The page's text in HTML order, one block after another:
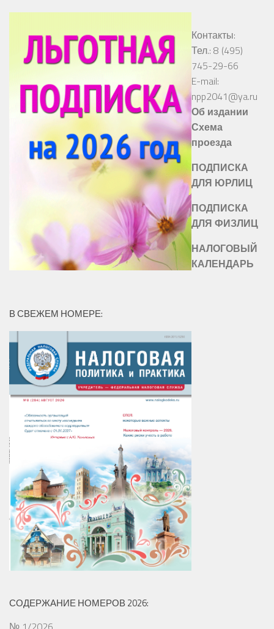
Контакты:
Тел.: 8 (495)
745-29-66
E-mail:
npp2041@ya.ru
Об издании
Схема
проезда
ПОДПИСКА
ДЛЯ ЮРЛИЦ
ПОДПИСКА
ДЛЯ ФИЗЛИЦ
НАЛОГОВЫЙ
КАЛЕНДАРЬ
В СВЕЖЕМ НОМЕРЕ:
СОДЕРЖАНИЕ НОМЕРОВ 2026: